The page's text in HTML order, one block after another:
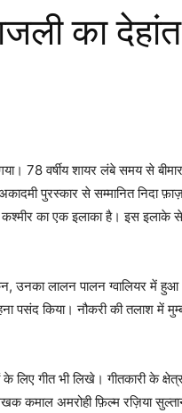
का देहांत
गया। 78 वर्षीय शायर लंबे समय से
पुरस्कार से सम्‍मानित निदा
का एक इलाका है। इस इलाके से
उनका लालन पालन ग्वालियर में
पसंद किया। नौकरी की तलाश में
के लिए गीत भी लिखे। गीतकारी के
कमाल अमरोही फ़िल्म रज़िया